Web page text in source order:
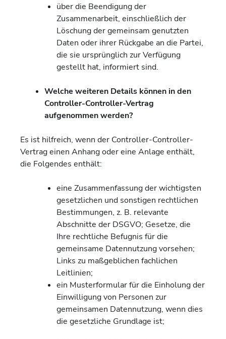
über die Beendigung der
Zusammenarbeit, einschließlich der
Löschung der gemeinsam genutzten
Daten oder ihrer Rückgabe an die Partei,
die sie ursprünglich zur Verfügung
gestellt hat, informiert sind.
Welche weiteren Details können in den
Controller-Controller-Vertrag
aufgenommen werden?
Es ist hilfreich, wenn der Controller-Controller-
Vertrag einen Anhang oder eine Anlage enthält,
die Folgendes enthält:
eine Zusammenfassung der wichtigsten
gesetzlichen und sonstigen rechtlichen
Bestimmungen, z. B. relevante
Abschnitte der DSGVO; Gesetze, die
Ihre rechtliche Befugnis für die
gemeinsame Datennutzung vorsehen;
Links zu maßgeblichen fachlichen
Leitlinien;
ein Musterformular für die Einholung der
Einwilligung von Personen zur
gemeinsamen Datennutzung, wenn dies
die gesetzliche Grundlage ist;